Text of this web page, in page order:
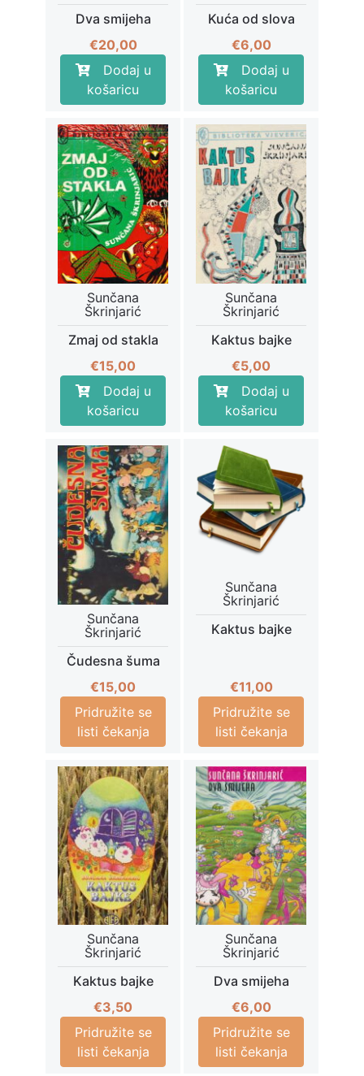
Dva smijeha
€20,00
Dodaj u
košaricu
Kuća od slova
€6,00
Dodaj u
košaricu
Sunčana
Škrinjarić
Zmaj od stakla
€15,00
Dodaj u
košaricu
Sunčana
Škrinjarić
Kaktus bajke
€5,00
Dodaj u
košaricu
Sunčana
Škrinjarić
Čudesna šuma
€15,00
Pridružite se
listi čekanja
Sunčana
Škrinjarić
Kaktus bajke
€11,00
Pridružite se
listi čekanja
Sunčana
Škrinjarić
Kaktus bajke
€3,50
Pridružite se
listi čekanja
Sunčana
Škrinjarić
Dva smijeha
€6,00
Pridružite se
listi čekanja